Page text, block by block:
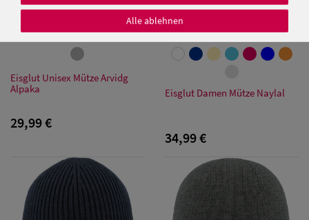
Eisglut Unisex Mütze Arvidg
Alpaka
29,99 €
Eisglut Damen Mütze Naylal
34,99 €
Alle ablehnen